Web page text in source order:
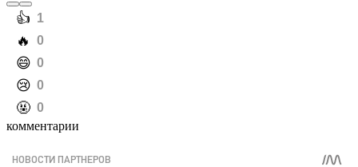
️👍 1
️🔥 0
️😄 0
️😢 0
️🤬 0
комментарии